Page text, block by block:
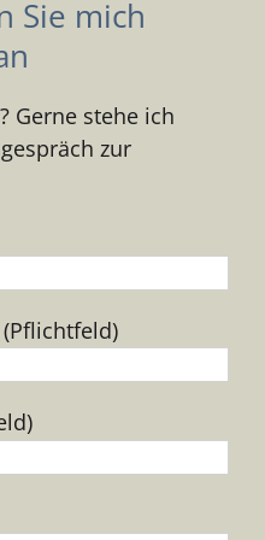
Sie mich
Gerne stehe ich
zur